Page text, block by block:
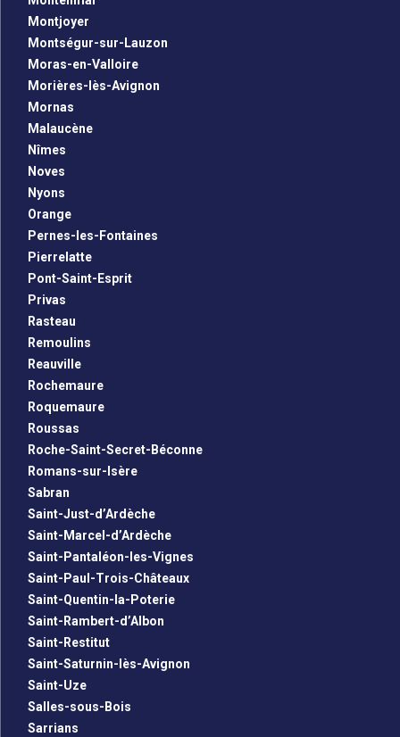
Montjoyer
Montségur-sur-Lauzon
Moras-en-Valloire
Morières-lès-Avignon
Mornas
Malaucène
Nîmes
Noves
Nyons
Orange
Pernes-les-Fontaines
Pierrelatte
Pont-Saint-Esprit
Privas
Rasteau
Remoulins
Reauville
Rochemaure
Roquemaure
Roussas
Roche-Saint-Secret-Béconne
Romans-sur-Isère
Sabran
Saint-Just-d’Ardèche
Saint-Marcel-d’Ardèche
Saint-Pantaléon-les-Vignes
Saint-Paul-Trois-Châteaux
Saint-Quentin-la-Poterie
Saint-Rambert-d’Albon
Saint-Restitut
Saint-Saturnin-lès-Avignon
Saint-Uze
Salles-sous-Bois
Sarrians